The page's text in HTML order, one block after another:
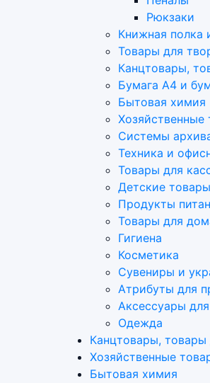
Рюкзаки
Книжная полка
Товары для
Канцтовары,
Бумага А4 и
Бытовая химия
Хозяйственные
Системы
Техника и
Товары для
Детские товары
Продукты
Товары для
Гигиена
Косметика
Сувениры и
Атрибуты для
Аксеcсуары
Одежда
Канцтовары, товары
Хозяйственные
Бытовая химия